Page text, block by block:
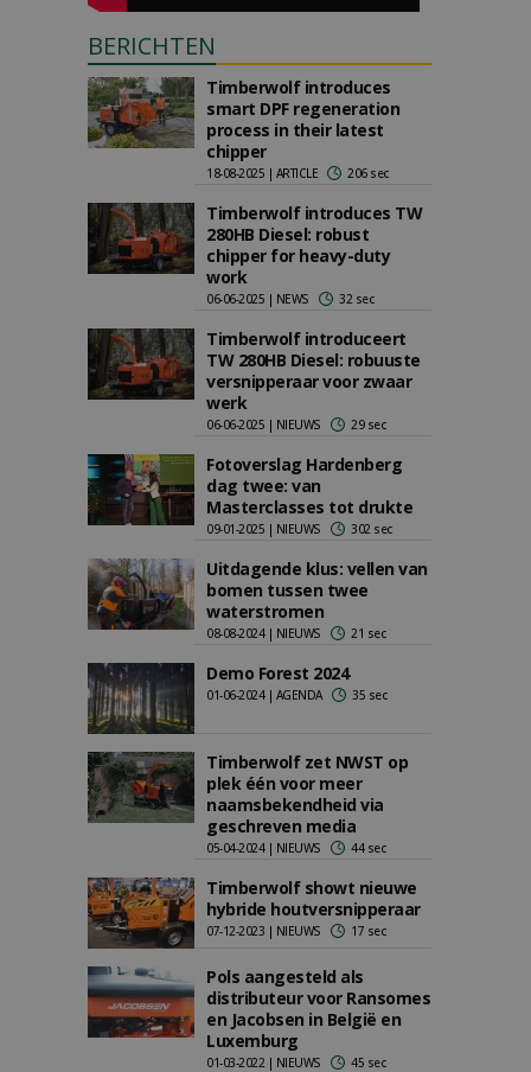
BERICHTEN
Timberwolf introduces
smart DPF regeneration
process in their latest
chipper
18-08-2025 | ARTICLE 206 sec
Timberwolf introduces TW
280HB Diesel: robust
chipper for heavy-duty
work
06-06-2025 | NEWS 32 sec
Timberwolf introduceert
TW 280HB Diesel: robuuste
versnipperaar voor zwaar
werk
06-06-2025 | NIEUWS 29 sec
Fotoverslag Hardenberg
dag twee: van
Masterclasses tot drukte
09-01-2025 | NIEUWS 302 sec
Uitdagende klus: vellen van
bomen tussen twee
waterstromen
08-08-2024 | NIEUWS 21 sec
Demo Forest 2024
01-06-2024 | AGENDA 35 sec
Timberwolf zet NWST op
plek één voor meer
naamsbekendheid via
geschreven media
05-04-2024 | NIEUWS 44 sec
Timberwolf showt nieuwe
hybride houtversnipperaar
07-12-2023 | NIEUWS 17 sec
Pols aangesteld als
distributeur voor Ransomes
en Jacobsen in België en
Luxemburg
01-03-2022 | NIEUWS 45 sec